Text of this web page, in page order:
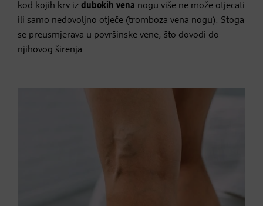
kod kojih krv iz dubokih vena nogu više ne može otjecati
ili samo nedovoljno otječe (tromboza vena nogu). Stoga
se preusmjerava u površinske vene, što dovodi do
njihovog širenja.